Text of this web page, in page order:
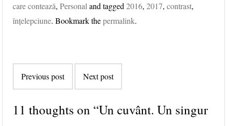
care contează,Personaland tagged2016,2017,contrast,
înțelepciune. Bookmark thepermalink.
Post navigation
Previous post Next post
11 thoughts on “Un cuvânt. Un singur